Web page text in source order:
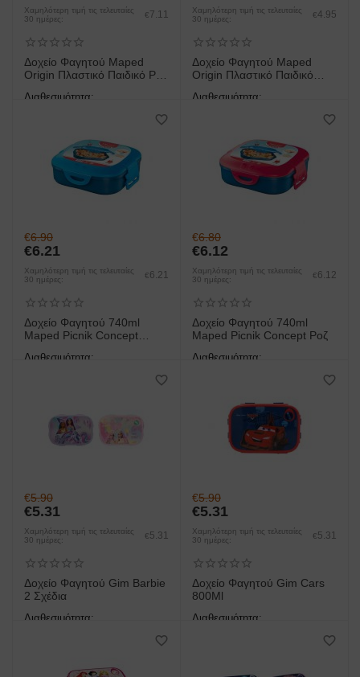
Χαμηλότερη τιμή τις τελευταίες
30 ημέρες:
€ 7.11
Δοχείο Φαγητoύ Maped
Origin Πλαστικό Παιδικό Ροζ
Διαθεσιμότητα:
Χαμηλότερη τιμή τις τελευταίες
30 ημέρες:
€ 4.95
Δοχείο Φαγητoύ Maped
Origin Πλαστικό Παιδικό
Διαθεσιμότητα:
€6.90
€6.21
Χαμηλότερη τιμή τις τελευταίες
30 ημέρες:
€ 6.21
Δοχείο Φαγητού 740ml
Maped Picnik Concept
Διαθεσιμότητα:
€6.80
€6.12
Χαμηλότερη τιμή τις τελευταίες
30 ημέρες:
€ 6.12
Δοχείο Φαγητού 740ml
Maped Picnik Concept Ροζ
Διαθεσιμότητα:
€5.90
€5.31
Χαμηλότερη τιμή τις τελευταίες
30 ημέρες:
€ 5.31
Δοχείο Φαγητού Gim Barbie
2 Σχέδια
Διαθεσιμότητα:
€5.90
€5.31
Χαμηλότερη τιμή τις τελευταίες
30 ημέρες:
€ 5.31
Δοχείο Φαγητού Gim Cars
800Ml
Διαθεσιμότητα: